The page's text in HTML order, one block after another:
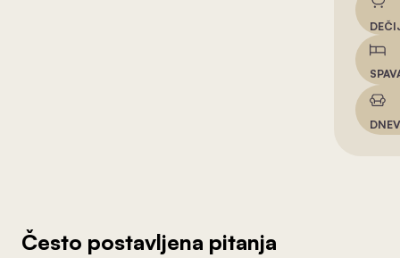
Često postavljena pitanja